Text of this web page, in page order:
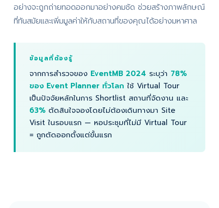
อย่างจะถูกถ่ายทอดออกมาอย่างคมชัด ช่วยสร้างภาพลักษณ์
ที่ทันสมัยและเพิ่มมูลค่าให้กับสถานที่ของคุณได้อย่างมหาศาล
ข้อมูลที่ต้องรู้
จากการสำรวจของ EventMB 2024 ระบุว่า 78%
ของ Event Planner ทั่วโลก ใช้ Virtual Tour
เป็นปัจจัยหลักในการ Shortlist สถานที่จัดงาน และ
63% ตัดสินใจจองโดยไม่ต้องเดินทางมา Site
Visit ในรอบแรก — หอประชุมที่ไม่มี Virtual Tour
= ถูกตัดออกตั้งแต่ขั้นแรก